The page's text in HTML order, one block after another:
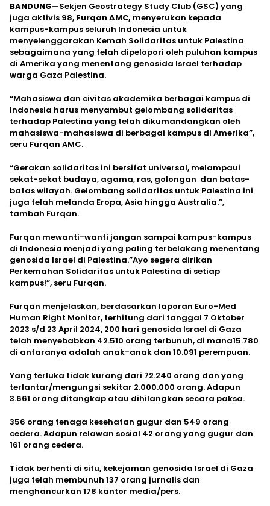
BANDUNG—Sekjen Geostrategy Study Club (GSC) yang
juga aktivis 98, Furqan AMC, menyerukan kepada
kampus-kampus seluruh Indonesia untuk
menyelenggarakan Kemah Solidaritas untuk Palestina
sebagaimana yang telah dipelopori oleh puluhan kampus
di Amerika yang menentang genosida Israel terhadap
warga Gaza Palestina.
“Mahasiswa dan civitas akademika berbagai kampus di
Indonesia harus menyambut gelombang solidaritas
terhadap Palestina yang telah dikumandangkan oleh
mahasiswa-mahasiswa di berbagai kampus di Amerika”,
seru Furqan AMC.
“Gerakan solidaritas ini bersifat universal, melampaui
sekat-sekat budaya, agama, ras, golongan dan batas-
batas wilayah. Gelombang solidaritas untuk Palestina ini
juga telah melanda Eropa, Asia hingga Australia.”,
tambah Furqan.
Furqan mewanti-wanti jangan sampai kampus-kampus
di Indonesia menjadi yang paling terbelakang menentang
genosida Israel di Palestina.”Ayo segera dirikan
Perkemahan Solidaritas untuk Palestina di setiap
kampus!”, seru Furqan.
Furqan menjelaskan, berdasarkan laporan Euro-Med
Human Right Monitor, terhitung dari tanggal 7 Oktober
2023 s/d 23 April 2024, 200 hari genosida Israel di Gaza
telah menyebabkan 42.510 orang terbunuh, di mana15.780
di antaranya adalah anak-anak dan 10.091 perempuan.
Yang terluka tidak kurang dari 72.240 orang dan yang
terlantar/mengungsi sekitar 2.000.000 orang. Adapun
3.661 orang ditangkap atau dihilangkan secara paksa.
356 orang tenaga kesehatan gugur dan 549 orang
cedera. Adapun relawan sosial 42 orang yang gugur dan
161 orang cedera.
Tidak berhenti di situ, kekejaman genosida Israel di Gaza
juga telah membunuh 137 orang jurnalis dan
menghancurkan 178 kantor media/pers.